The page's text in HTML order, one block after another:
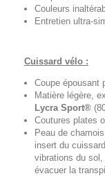
Couleurs
Entretien ultra-
Cuissard vélo :
Coupe épousant
Matière légère,
Lycra Sport®
Coutures plates
Peau de
insert du
vibrations du
évacuer la